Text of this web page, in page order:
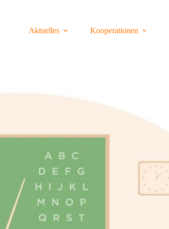
Aktuelles
Kooperationen